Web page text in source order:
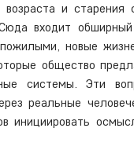
и старения
входит
пожилыми, новые
общество
системы. Эти
реальные
инициировать